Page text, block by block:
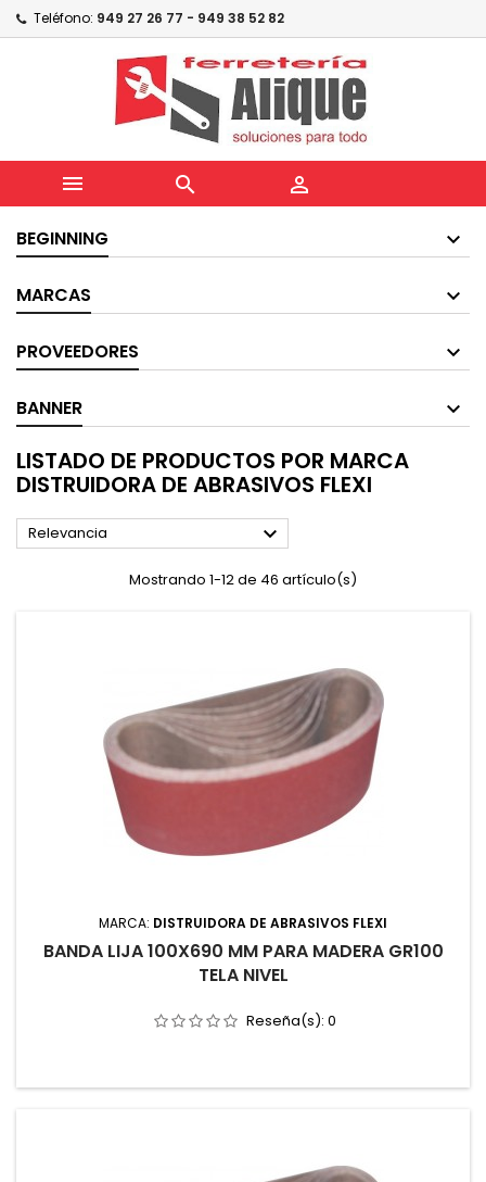
Teléfono: 949 27 26 77 - 949 38 52 82
  
BEGINNING
MARCAS
PROVEEDORES
BANNER
LISTADO DE PRODUCTOS POR MARCA
DISTRUIDORA DE ABRASIVOS FLEXI
Relevancia 
Mostrando 1-12 de 46 artículo(s)
MARCA: DISTRUIDORA DE ABRASIVOS FLEXI
BANDA LIJA 100X690 MM PARA MADERA GR100
TELA NIVEL
Reseña(s): 0